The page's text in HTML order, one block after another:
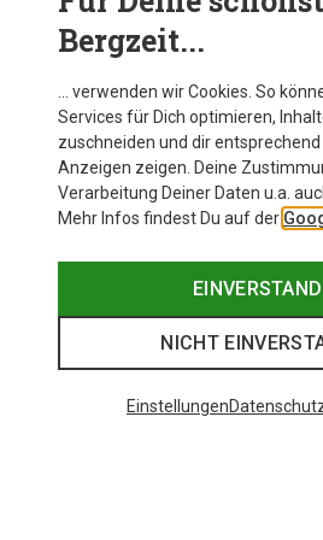
Bergzeit...
… verwenden wir Cookies. So
Services für Dich optimieren,
zuschneiden und dir
Anzeigen zeigen. Deine
Verarbeitung Deiner Daten u.a.
Mehr Infos findest Du auf der
NICHT
Einstellungen